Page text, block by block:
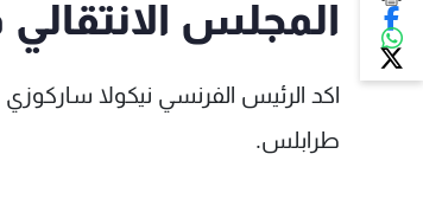
المجلس
اكد الرئيس الفرنسي نيكولا
طرابلس.